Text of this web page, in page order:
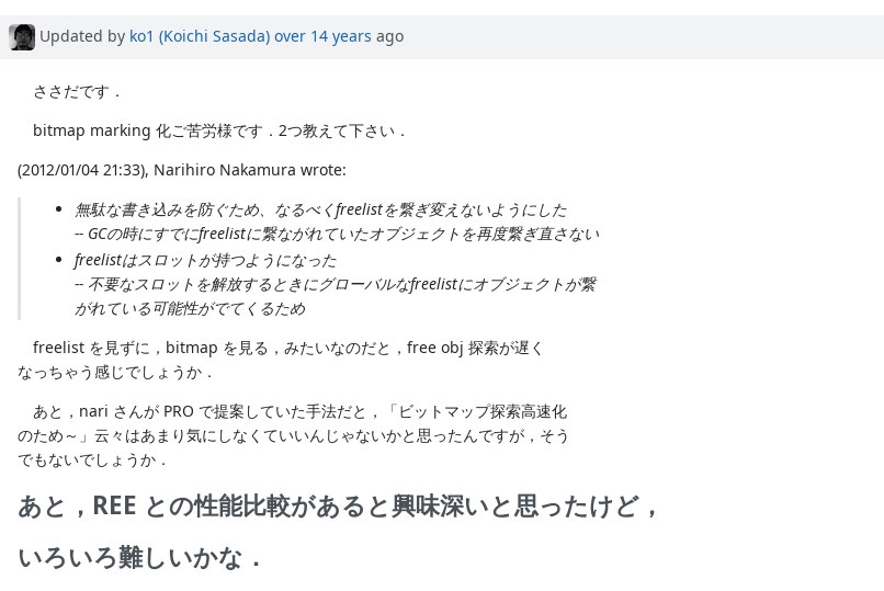
Associated revisions
Updated by ko1 (Koichi Sasada) over 14 years ago
ささだです．
bitmap marking 化ご苦労様です．2つ教えて下さい．
(2012/01/04 21:33), Narihiro Nakamura wrote:
無駄な書き込みを防ぐため、なるべくfreelistを繋ぎ変えないようにした
-- GCの時にすでにfreelistに繋ながれていたオブジェクトを再度繋ぎ直さない
freelistはスロットが持つようになった
-- 不要なスロットを解放するときにグローバルなfreelistにオブジェクトが繋
がれている可能性がでてくるため
freelist を見ずに，bitmap を見る，みたいなのだと，free obj 探索が遅く
なっちゃう感じでしょうか．
あと，nari さんが PRO で提案していた手法だと，「ビットマップ探索高速化
のため～」云々はあまり気にしなくていいんじゃないかと思ったんですが，そう
でもないでしょうか．
あと，REE との性能比較があると興味深いと思ったけど，
いろいろ難しいかな．